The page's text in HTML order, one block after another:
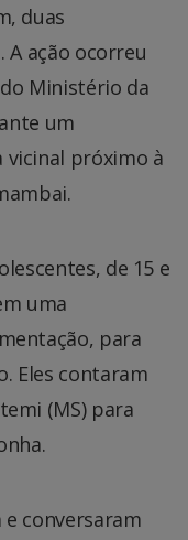
duas
A ação ocorreu
Ministério da
um
próximo à
de 15 e
uma
para
Eles contaram
(MS) para
conversaram